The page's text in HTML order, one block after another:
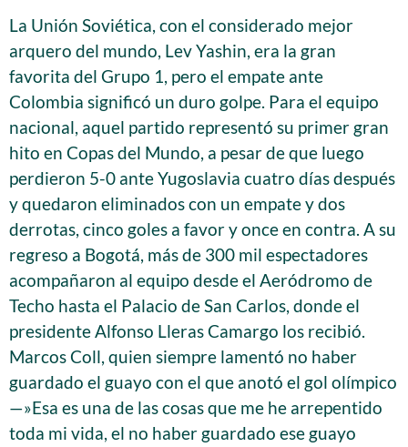
La Unión Soviética, con el considerado mejor
arquero del mundo, Lev Yashin, era la gran
favorita del Grupo 1, pero el empate ante
Colombia significó un duro golpe. Para el equipo
nacional, aquel partido representó su primer gran
hito en Copas del Mundo, a pesar de que luego
perdieron 5-0 ante Yugoslavia cuatro días después
y quedaron eliminados con un empate y dos
derrotas, cinco goles a favor y once en contra. A su
regreso a Bogotá, más de 300 mil espectadores
acompañaron al equipo desde el Aeródromo de
Techo hasta el Palacio de San Carlos, donde el
presidente Alfonso Lleras Camargo los recibió.
Marcos Coll, quien siempre lamentó no haber
guardado el guayo con el que anotó el gol olímpico
—»Esa es una de las cosas que me he arrepentido
toda mi vida, el no haber guardado ese guayo